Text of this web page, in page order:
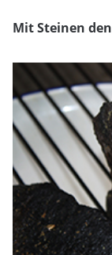
Mit Steinen